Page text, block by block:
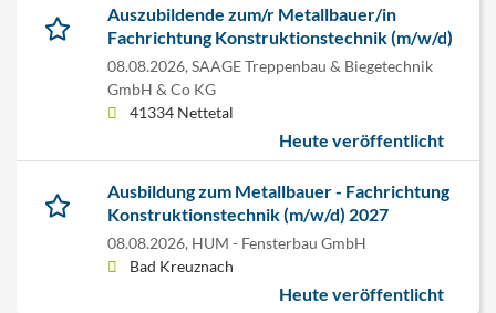
Auszubildende zum/r Metallbauer/in
Fachrichtung Konstruktionstechnik (m/w/d)
08.08.2026, SAAGE Treppenbau & Biegetechnik
GmbH & Co KG
41334 Nettetal
Heute veröffentlicht
Ausbildung zum Metallbauer - Fachrichtung
Konstruktionstechnik (m/w/d) 2027
08.08.2026, HUM - Fensterbau GmbH
Bad Kreuznach
Heute veröffentlicht